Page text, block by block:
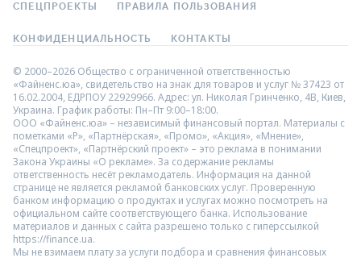
СПЕЦПРОЕКТЫ ПРАВИЛА ПОЛЬЗОВАНИЯ
КОНФИДЕНЦИАЛЬНОСТЬ КОНТАКТЫ
© 2000–2026 Общество с ограниченной ответственностью
«Файненс.юа», свидетельство на знак для товаров и услуг № 37423 от
16.02.2004, ЕДРПОУ 22929966. Адрес: ул. Николая Гринченко, 4В, Киев,
Украина. График работы: Пн–Пт 9:00–18:00.
ООО «Файненс.юа» – независимый финансовый портал. Материалы с
пометками «Р», «Партнёрская», «Промо», «Акция», «Мнение»,
«Спецпроект», «Партнёрский проект» – это реклама в понимании
Закона Украины «О рекламе». За содержание рекламы
ответственность несёт рекламодатель. Информация на данной
странице не является рекламой банковских услуг. Проверенную
банком информацию о продуктах и услугах можно посмотреть на
официальном сайте соответствующего банка. Использование
материалов и данных с сайта разрешено только с гиперссылкой
https://finance.ua.
Мы не взимаем плату за услуги подбора и сравнения финансовых